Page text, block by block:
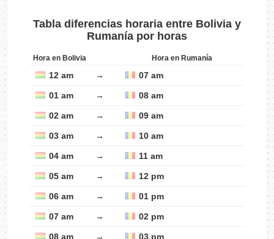
Tabla diferencias horaria entre Bolivia y
Rumanía por horas
Hora en Bolivia Hora en Rumanía
12 am → 07 am
01 am → 08 am
02 am → 09 am
03 am → 10 am
04 am → 11 am
05 am → 12 pm
06 am → 01 pm
07 am → 02 pm
08 am → 03 pm